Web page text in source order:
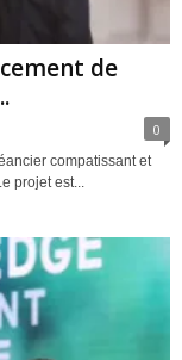
de
0
compatissant et
projet est...